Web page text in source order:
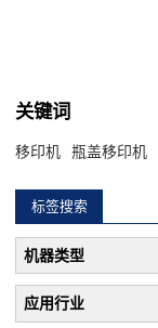
关键词
移印机 瓶盖移印机
标签搜索
机器类型
应用行业